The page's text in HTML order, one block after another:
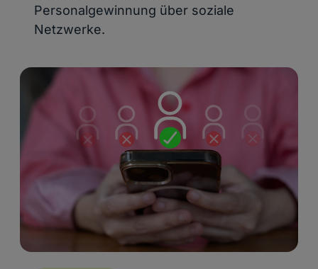
Personalgewinnung über soziale
Netzwerke.